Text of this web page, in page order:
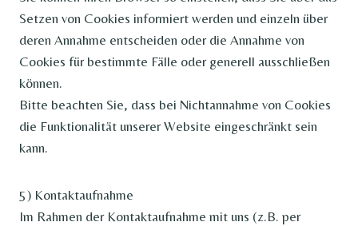
Setzen von Cookies informiert werden und einzeln über
deren Annahme entscheiden oder die Annahme von
Cookies für bestimmte Fälle oder generell ausschließen
können.
Bitte beachten Sie, dass bei Nichtannahme von Cookies
die Funktionalität unserer Website eingeschränkt sein
kann.
5) Kontaktaufnahme
Im Rahmen der Kontaktaufnahme mit uns (z.B. per